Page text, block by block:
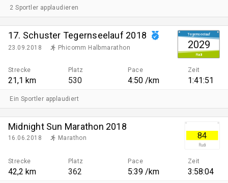
2 Sportler applaudieren
17. Schuster Tegernseelauf 2018
23.09.2018 Phicomm Halbmarathon
Tegernseelauf
Rudi
2029
Strecke
21,1 km
Platz
530
Pace
4:50 /km
Zeit
1:41:51
Ein Sportler applaudiert
Midnight Sun Marathon 2018
16.06.2018 Marathon
Rudi
84
Strecke
42,2 km
Platz
362
Pace
5:39 /km
Zeit
3:58:04